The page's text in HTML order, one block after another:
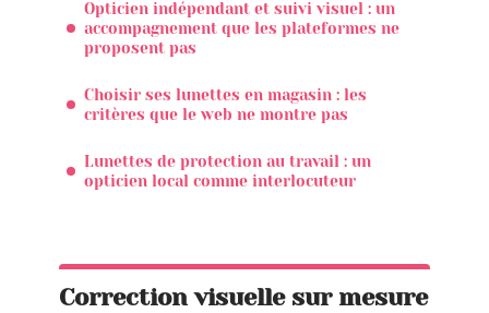
Opticien indépendant et suivi visuel : un
accompagnement que les plateformes ne
proposent pas
Choisir ses lunettes en magasin : les
critères que le web ne montre pas
Lunettes de protection au travail : un
opticien local comme interlocuteur
Correction visuelle sur mesure